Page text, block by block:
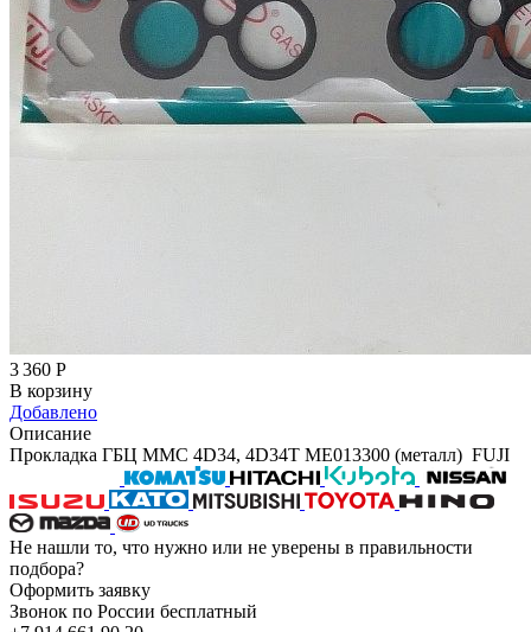
3 360 Р
В корзину
Добавлено
Описание
Прокладка ГБЦ MMC 4D34, 4D34T ME013300 (металл) FUJI
Не нашли то, что нужно или не уверены в правильности
подбора?
Оформить заявку
Звонок по России бесплатный